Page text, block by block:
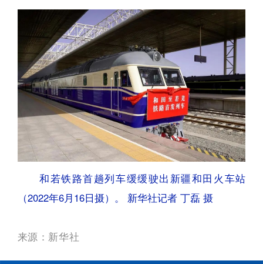
和若铁路首趟列车缓缓驶出新疆和田火车站
（2022年6月16日摄）。 新华社记者 丁磊 摄
来源：新华社